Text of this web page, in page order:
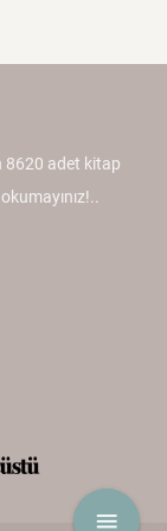
menu
8620 adet kitap